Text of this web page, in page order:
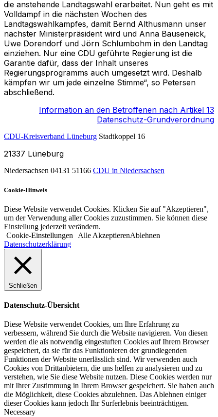
die anstehende Landtagswahl erarbeitet. Nun geht es mit
Volldampf in die nächsten Wochen des
Landtagswahlkampfes, damit Bernd Althusmann unser
nächster Ministerpräsident wird und Anna Bauseneick,
Uwe Dorendorf und Jörn Schlumbohm in den Landtag
einziehen. Nur eine CDU geführte Regierung ist die
Garantie dafür, dass der Inhalt unseres
Regierungsprogramms auch umgesetzt wird. Deshalb
kämpfen wir um jede einzelne Stimme“, so Petersen
abschließend.
Information an den Betroffenen nach Artikel 13
Datenschutz-Grundverordnung
CDU-Kreisverband Lüneburg Stadtkoppel 16
21337 Lüneburg
Niedersachsen 04131 51166 CDU in Niedersachsen
Cookie-Hinweis
Diese Website verwendet Cookies. Klicken Sie auf "Akzeptieren",
um der Verwendung aller Cookies zuzustimmen. Sie können diese
Einstellung jederzeit verändern.
Cookie-Einstellungen
Alle AkzeptierenAblehnen
Datenschutzerklärung
Schließen
Datenschutz-Übersicht
Diese Website verwendet Cookies, um Ihre Erfahrung zu
verbessern, während Sie durch die Website navigieren. Von diesen
werden die als notwendig eingestuften Cookies auf Ihrem Browser
gespeichert, da sie für das Funktionieren der grundlegenden
Funktionen der Website unerlässlich sind. Wir verwenden auch
Cookies von Drittanbietern, die uns helfen zu analysieren und zu
verstehen, wie Sie diese Website nutzen. Diese Cookies werden nur
mit Ihrer Zustimmung in Ihrem Browser gespeichert. Sie haben auch
die Möglichkeit, diese Cookies abzulehnen. Das Ablehnen einiger
dieser Cookies kann jedoch Ihr Surferlebnis beeinträchtigen.
Necessary